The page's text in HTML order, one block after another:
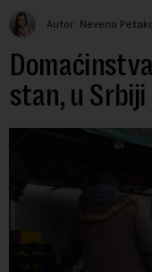
Autor: Nevena
stan, u